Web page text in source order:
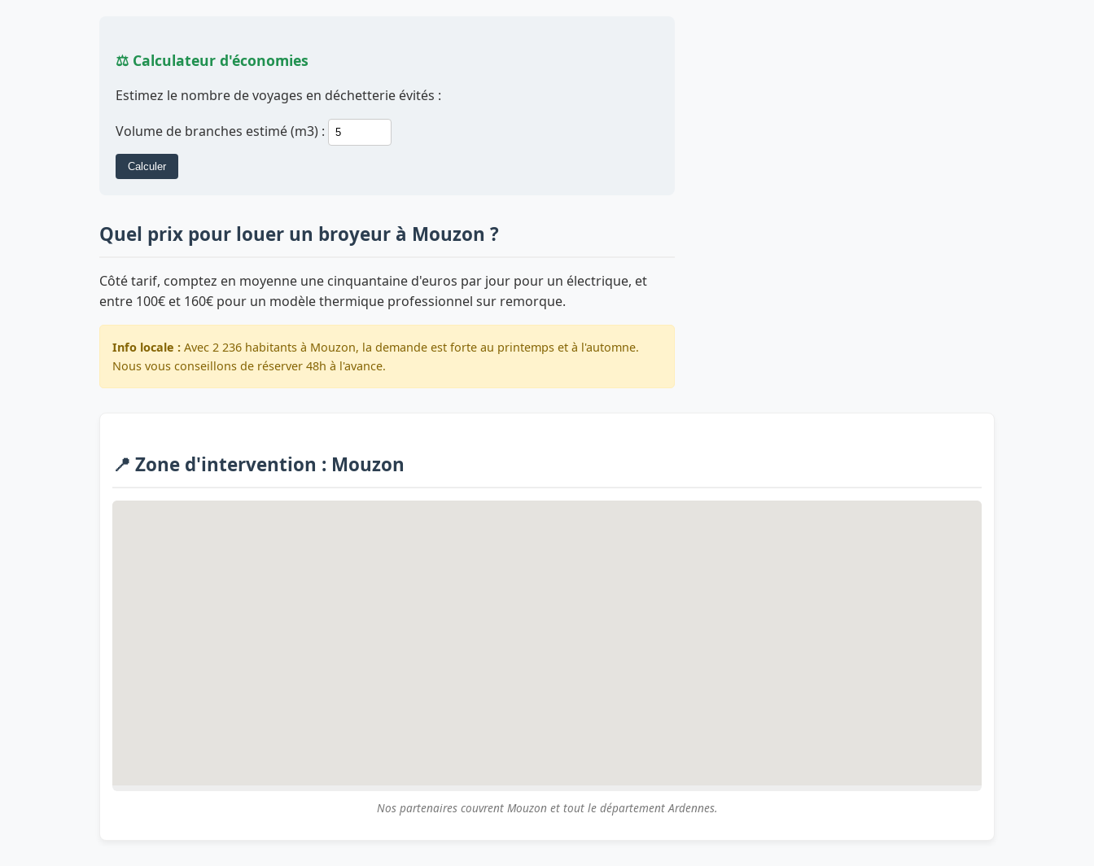
⚖️ Calculateur d'économies
Estimez le nombre de voyages en déchetterie évités :
Volume de branches estimé (m3) :
Calculer
Quel prix pour louer un broyeur à Mouzon ?
Côté tarif, comptez en moyenne une cinquantaine d'euros par jour pour un électrique, et
entre 100€ et 160€ pour un modèle thermique professionnel sur remorque.
Info locale : Avec 2 236 habitants à Mouzon, la demande est forte au printemps et à l'automne.
Nous vous conseillons de réserver 48h à l'avance.
📍 Zone d'intervention : Mouzon
Nos partenaires couvrent Mouzon et tout le département Ardennes.